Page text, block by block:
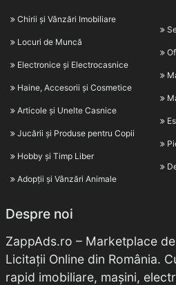
Chirii și Vânzări Imobiliare
Locuri de Muncă
Electronice și Electrocasnice
Haine, Accesorii și Cosmetice
Articole și Unelte Casnice
Jucării și Produse pentru Copii
Hobby și Timp Liber
Adopții și Vânzări Animale
Despre noi
ZappAds.ro – Marketplace
Licitații Online din România.
rapid imobiliare, mașini,